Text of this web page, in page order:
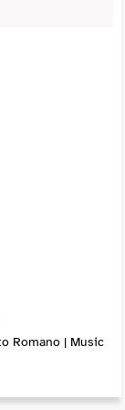
Romano | Music